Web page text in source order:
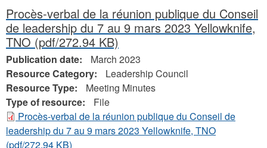
LA
TENUE
D’UNE
RÉUNION
:
Réunion
trimestrielle
du
Conseil
de
leadership,
le
Procès-verbal de la réunion publique du Conseil
de leadership du 7 au 9 mars 2023 Yellowknife,
TNO (pdf/272.94 KB)
Publication date:
March 2023
Resource Category:
Leadership Council
Resource Type:
Meeting Minutes
Type of resource:
File
Procès-verbal de la réunion publique du Conseil de
leadership du 7 au 9 mars 2023 Yellowknife, TNO
(pdf/272.94 KB)